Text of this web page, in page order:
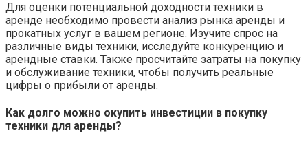
Для оценки потенциальной доходности техники в
аренде необходимо провести анализ рынка аренды и
прокатных услуг в вашем регионе. Изучите спрос на
различные виды техники, исследуйте конкуренцию и
арендные ставки. Также просчитайте затраты на покупку
и обслуживание техники, чтобы получить реальные
цифры о прибыли от аренды.
Как долго можно окупить инвестиции в покупку
техники для аренды?